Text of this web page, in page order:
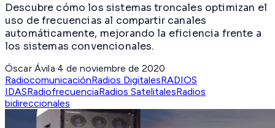
Descubre cómo los sistemas troncales optimizan el
uso de frecuencias al compartir canales
automáticamente, mejorando la eficiencia frente a
los sistemas convencionales.
Óscar Ávila·4 de noviembre de 2020·
RadiocomunicaciónRadios DigitalesRADIOS
IDASRadiofrecuenciaRadios SatelitalesRadios
bidireccionales